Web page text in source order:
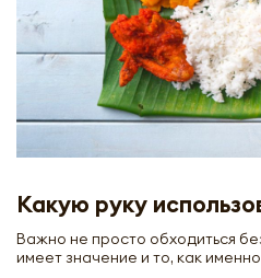
Какую руку
Важно не просто обходиться
имеет значение и то, как именно